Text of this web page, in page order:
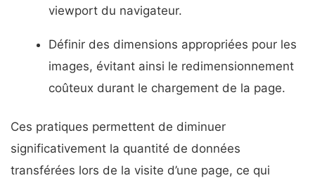
viewport du navigateur.
Définir des dimensions appropriées pour les
images, évitant ainsi le redimensionnement
coûteux durant le chargement de la page.
Ces pratiques permettent de diminuer
significativement la quantité de données
transférées lors de la visite d’une page, ce qui